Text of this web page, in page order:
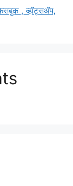
फेसबुक , व्हॉट्सॲप,